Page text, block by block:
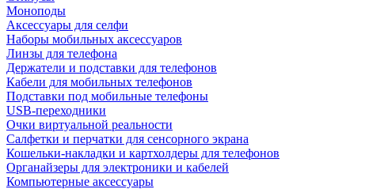
Моноподы
Аксессуары для селфи
Наборы мобильных аксессуаров
Линзы для телефона
Держатели и подставки для телефонов
Кабели для мобильных телефонов
Подставки под мобильные телефоны
USB-переходники
Очки виртуальной реальности
Салфетки и перчатки для сенсорного экрана
Кошельки-накладки и картхолдеры для телефонов
Органайзеры для электроники и кабелей
Компьютерные аксессуары